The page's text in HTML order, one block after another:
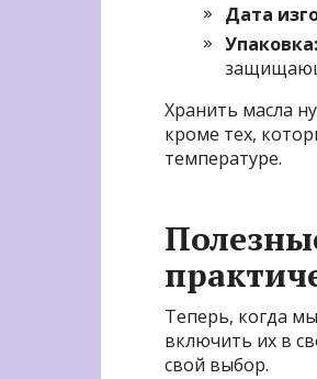
Дата
Упаковка:
Хранить масла
кроме тех,
температуре.
Теперь, когда
включить их в
свой выбор.